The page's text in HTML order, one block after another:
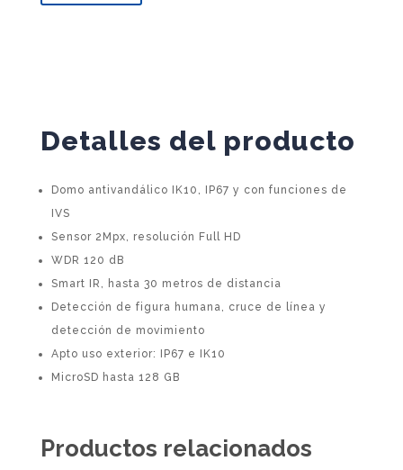
Detalles del producto
Domo antivandálico IK10, IP67 y con funciones de
IVS
Sensor 2Mpx, resolución Full HD
WDR 120 dB
Smart IR, hasta 30 metros de distancia
Detección de figura humana, cruce de línea y
detección de movimiento
Apto uso exterior: IP67 e IK10
MicroSD hasta 128 GB
Productos relacionados